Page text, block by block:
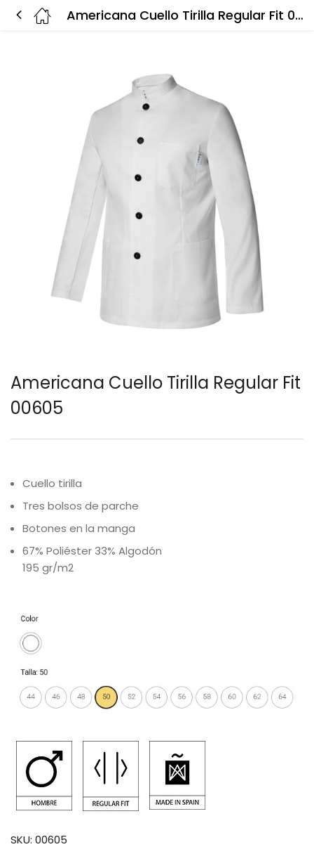
Americana Cuello Tirilla Regular Fit 00605
Americana Cuello Tirilla Regular Fit
00605
Cuello tirilla
Tres bolsos de parche
Botones en la manga
67% Poliéster 33% Algodón
195 gr/m2
SKU: 00605